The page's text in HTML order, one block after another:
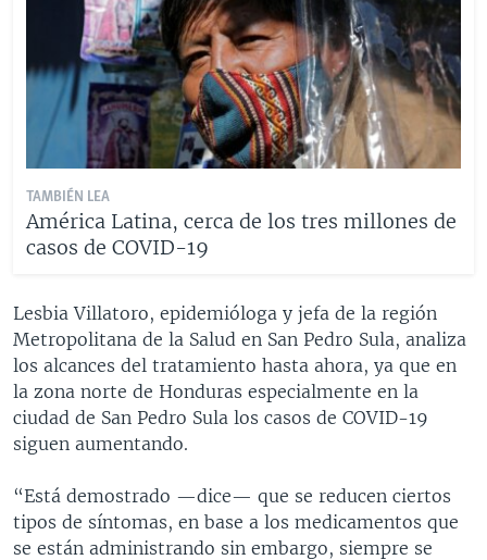
TAMBIÉN LEA
América Latina, cerca de los tres millones de
casos de COVID-19
Lesbia Villatoro, epidemióloga y jefa de la región
Metropolitana de la Salud en San Pedro Sula, analiza
los alcances del tratamiento hasta ahora, ya que en
la zona norte de Honduras especialmente en la
ciudad de San Pedro Sula los casos de COVID-19
siguen aumentando.
“Está demostrado —dice— que se reducen ciertos
tipos de síntomas, en base a los medicamentos que
se están administrando sin embargo, siempre se